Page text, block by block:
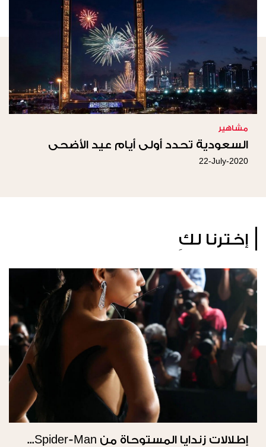
مشاهير
السعودية تحدد أولى أيام عيد الأضحى
22-July-2020
إخترنا لكِ
إطلالات زندايا المستوحاة من Spider-Man...